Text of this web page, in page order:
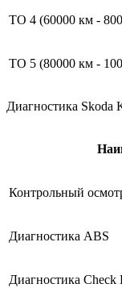
ТО 4 (60000 км -
ТО 5 (80000 км -
Диагностика Skoda
Контрольный
Диагностика ABS
Диагностика Check